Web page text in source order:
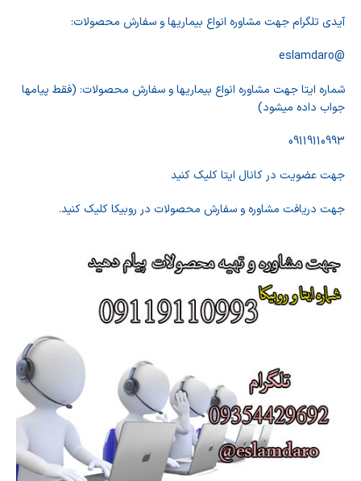
آیدی تلگرام جهت مشاوره انواع بیماریها و سفارش محصولات:
@eslamdaro
شماره ایتا جهت مشاوره انواع بیماریها و سفارش محصولات: (فقط پیامها
جواب داده میشود)
09119110993
جهت عضویت در کانال ایتا کلیک کنید
جهت دریافت مشاوره و سفارش محصولات در روبیکا کلیک کنید.